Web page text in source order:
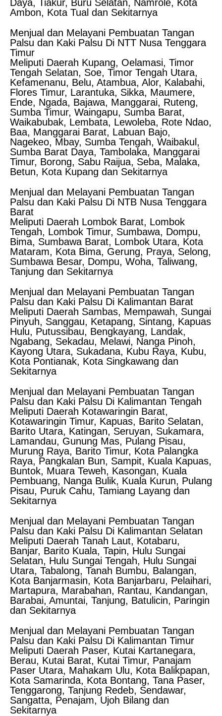
Daya, Tiakur, Buru Selatan, Namrole, Kota
Ambon, Kota Tual dan Sekitarnya
Menjual dan Melayani Pembuatan Tangan
Palsu dan Kaki Palsu Di NTT Nusa Tenggara
Timur
Meliputi Daerah Kupang, Oelamasi, Timor
Tengah Selatan, Soe, Timor Tengah Utara,
Kefamenanu, Belu, Atambua, Alor, Kalabahi,
Flores Timur, Larantuka, Sikka, Maumere,
Ende, Ngada, Bajawa, Manggarai, Ruteng,
Sumba Timur, Waingapu, Sumba Barat,
Waikabubak, Lembata, Lewoleba, Rote Ndao,
Baa, Manggarai Barat, Labuan Bajo,
Nagekeo, Mbay, Sumba Tengah, Waibakul,
Sumba Barat Daya, Tambolaka, Manggarai
Timur, Borong, Sabu Raijua, Seba, Malaka,
Betun, Kota Kupang dan Sekitarnya
Menjual dan Melayani Pembuatan Tangan
Palsu dan Kaki Palsu Di NTB Nusa Tenggara
Barat
Meliputi Daerah Lombok Barat, Lombok
Tengah, Lombok Timur, Sumbawa, Dompu,
Bima, Sumbawa Barat, Lombok Utara, Kota
Mataram, Kota Bima, Gerung, Praya, Selong,
Sumbawa Besar, Dompu, Woha, Taliwang,
Tanjung dan Sekitarnya
Menjual dan Melayani Pembuatan Tangan
Palsu dan Kaki Palsu Di Kalimantan Barat
Meliputi Daerah Sambas, Mempawah, Sungai
Pinyuh, Sanggau, Ketapang, Sintang, Kapuas
Hulu, Putussibau, Bengkayang, Landak,
Ngabang, Sekadau, Melawi, Nanga Pinoh,
Kayong Utara, Sukadana, Kubu Raya, Kubu,
Kota Pontianak, Kota Singkawang dan
Sekitarnya
Menjual dan Melayani Pembuatan Tangan
Palsu dan Kaki Palsu Di Kalimantan Tengah
Meliputi Daerah Kotawaringin Barat,
Kotawaringin Timur, Kapuas, Barito Selatan,
Barito Utara, Katingan, Seruyan, Sukamara,
Lamandau, Gunung Mas, Pulang Pisau,
Murung Raya, Barito Timur, Kota Palangka
Raya, Pangkalan Bun, Sampit, Kuala Kapuas,
Buntok, Muara Teweh, Kasongan, Kuala
Pembuang, Nanga Bulik, Kuala Kurun, Pulang
Pisau, Puruk Cahu, Tamiang Layang dan
Sekitarnya
Menjual dan Melayani Pembuatan Tangan
Palsu dan Kaki Palsu Di Kalimantan Selatan
Meliputi Daerah Tanah Laut, Kotabaru,
Banjar, Barito Kuala, Tapin, Hulu Sungai
Selatan, Hulu Sungai Tengah, Hulu Sungai
Utara, Tabalong, Tanah Bumbu, Balangan,
Kota Banjarmasin, Kota Banjarbaru, Pelaihari,
Martapura, Marabahan, Rantau, Kandangan,
Barabai, Amuntai, Tanjung, Batulicin, Paringin
dan Sekitarnya
Menjual dan Melayani Pembuatan Tangan
Palsu dan Kaki Palsu Di Kalimantan Timur
Meliputi Daerah Paser, Kutai Kartanegara,
Berau, Kutai Barat, Kutai Timur, Panajam
Paser Utara, Mahakam Ulu, Kota Balikpapan,
Kota Samarinda, Kota Bontang, Tana Paser,
Tenggarong, Tanjung Redeb, Sendawar,
Sangatta, Penajam, Ujoh Bilang dan
Sekitarnya